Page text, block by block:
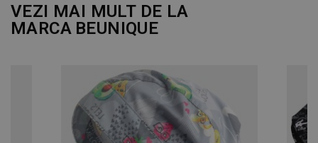
VEZI MAI MULT DE LA
MARCA BEUNIQUE